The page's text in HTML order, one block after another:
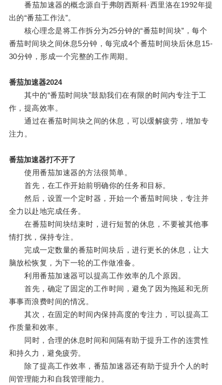
番茄加速器的概念源自于弗朗西斯科·西里洛在1992年提
出的“番茄工作法”。
核心理念是将工作拆分为25分钟的“番茄时间块”，每个
番茄时间块之间休息5分钟，每完成4个番茄时间块后休息15-
30分钟，形成一个完整的工作周期。
番茄加速器2024
其中的“番茄时间块”鼓励我们在有限的时间内专注于工
作，提高效率。
通过在番茄时间块之间的休息，可以缓解疲劳，增加专
注力。
番茄加速器打不开了
使用番茄加速器的方法很简单。
首先，在工作开始前明确你的任务和目标。
然后，设置一个定时器，开始一个番茄时间块，专注并
全力以赴地完成任务。
在番茄时间块结束时，进行短暂的休息，不要被其他事
情打扰，保持专注。
完成一定数量的番茄时间块后，进行更长的休息，让大
脑放松恢复，为下一轮的工作做准备。
利用番茄加速器可以提高工作效率的几个原因。
首先，确定了固定的工作时间，避免了因为拖延和无所
事事而浪费时间的情况。
其次，在固定的时间内保持高度的专注力，可以提高工
作质量和效率。
同时，合理的休息时间和间隔有助于提升工作的连贯性
和持久力，避免疲劳。
除了提高工作效率，番茄加速器还有助于提升个人的时
间管理能力和自我管理能力。